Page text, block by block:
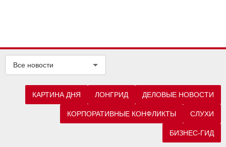
Все новости
КАРТИНА ДНЯ ЛОНГРИД ДЕЛОВЫЕ НОВОСТИ
КОРПОРАТИВНЫЕ КОНФЛИКТЫ СЛУХИ
БИЗНЕС-ГИД